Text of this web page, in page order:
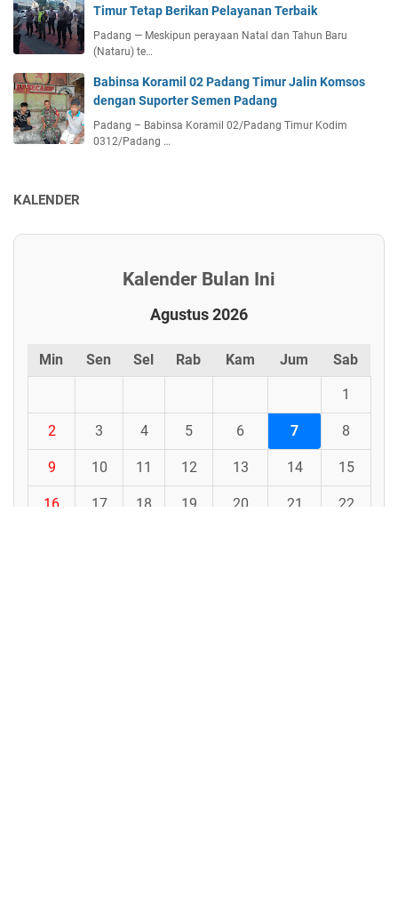
Timur Tetap Berikan Pelayanan Terbaik
Padang — Meskipun perayaan Natal dan Tahun Baru
(Nataru) te…
Babinsa Koramil 02 Padang Timur Jalin Komsos
dengan Suporter Semen Padang
Padang – Babinsa Koramil 02/Padang Timur Kodim
0312/Padang …
KALENDER
Kalender Bulan Ini
Agustus 2026
Min Sen Sel Rab Kam Jum Sab
1
2 3 4 5 6 7 8
9 10 11 12 13 14 15
16 17 18 19 20 21 22